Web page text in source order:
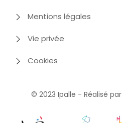
Mentions légales
Vie privée
Cookies
© 2023 Ipalle - Réalisé par